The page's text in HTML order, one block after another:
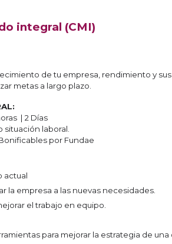
integral (CMI)
de tu empresa, rendimiento y
metas a largo plazo.
| 2 Días
situación laboral.
por Fundae
actual
la empresa a las nuevas necesidades.
el trabajo en equipo.
para mejorar la estrategia de una